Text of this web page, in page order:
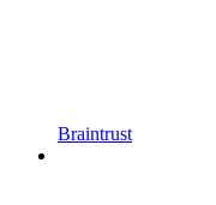
Braintrust